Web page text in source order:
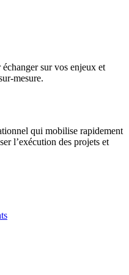
sur vos enjeux et
mesure.
qui mobilise rapidement
l’exécution des projets et